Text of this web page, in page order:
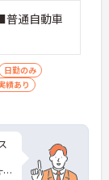
通自動車
日勤のみ
績あり